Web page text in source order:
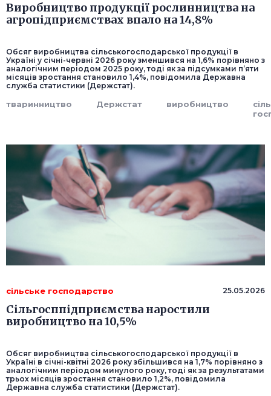
Виробництво продукції рослинництва на
агропідприємствах впало на 14,8%
Обсяг виробництва сільськогосподарської продукції в
Україні у січні-червні 2026 року зменшився на 1,6% порівняно з
аналогічним періодом 2025 року, тоді як за підсумками п’яти
місяців зростання становило 1,4%, повідомила Державна
служба статистики (Держстат).
тваринництво Держстат виробництво
сільське господарство 25.05.2026
Сільгосппідприємства наростили
виробництво на 10,5%
Обсяг виробництва сільськогосподарської продукції в
Україні в січні-квітні 2026 року збільшився на 1,7% порівняно з
аналогічним періодом минулого року, тоді як за результатами
трьох місяців зростання становило 1,2%, повідомила
Державна служба статистики (Держстат).